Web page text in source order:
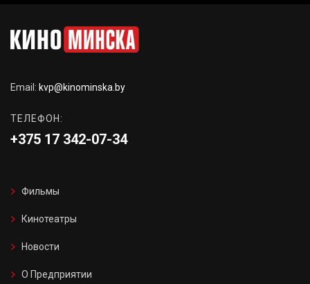
Email: kvp@kinominska.by
ТЕЛЕФОН:
+375 17 342-07-34
Фильмы
Кинотеатры
Новости
О Предприятии